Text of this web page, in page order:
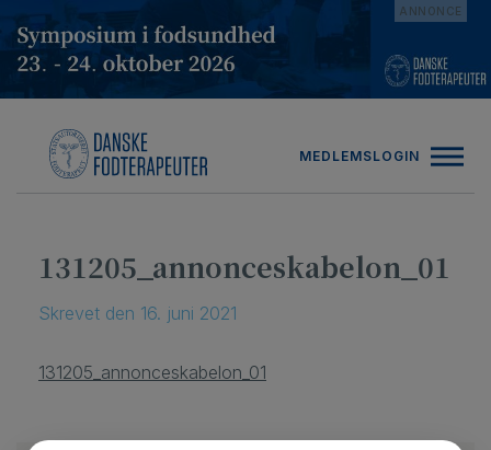
Hop
til
indholdet
ANNONCE
MEDLEMSLOGIN
131205_annonceskabelon_01
Skrevet den 16. juni 2021
131205_annonceskabelon_01